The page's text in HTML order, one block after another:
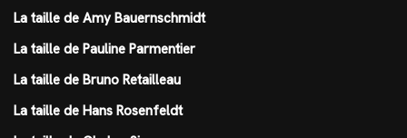
La taille de Amy Bauernschmidt
La taille de Pauline Parmentier
La taille de Bruno Retailleau
La taille de Hans Rosenfeldt